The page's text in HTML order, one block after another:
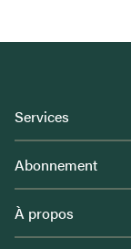
Services
Abonnement
À propos